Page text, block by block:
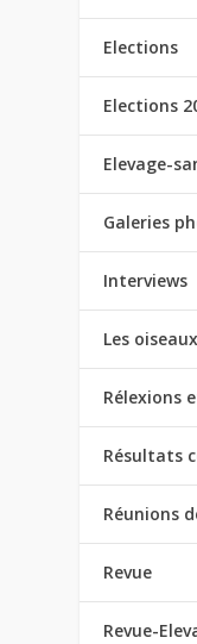
Elections
Elections
Elevage-
Galeries
Interviews
Les
Rélexions
Résultats
Réunions
Revue
Revue-